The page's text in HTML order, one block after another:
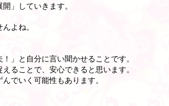
」していきます。
よね。
」と自分に言い聞かせることです。
ることで、安心できると思います。
でいく可能性もあります。